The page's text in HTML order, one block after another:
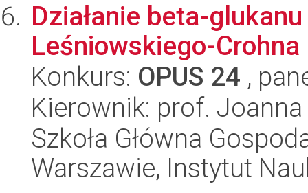
Działanie beta-
Leśniowskiego-
Konkurs: OPUS 24 ,
Kierownik: prof.
Szkoła Główna
Warszawie, Instytut